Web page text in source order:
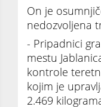
On je
nedozvoljena
- Pripadnici
mestu
kontrole
kojim je
2.469